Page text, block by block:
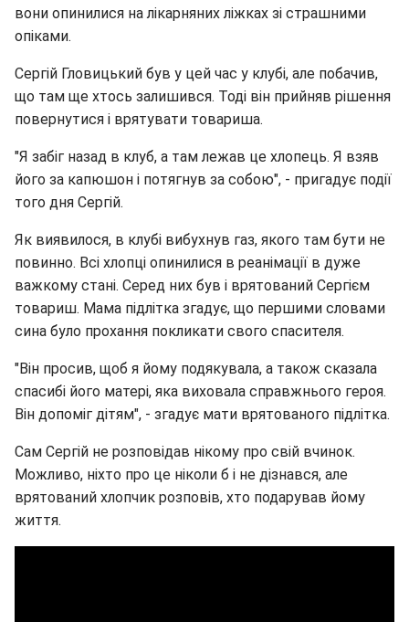
вони опинилися на лікарняних ліжках зі страшними
опіками.
Сергій Гловицький був у цей час у клубі, але побачив,
що там ще хтось залишився. Тоді він прийняв рішення
повернутися і врятувати товариша.
"Я забіг назад в клуб, а там лежав це хлопець. Я взяв
його за капюшон і потягнув за собою", - пригадує події
того дня Сергій.
Як виявилося, в клубі вибухнув газ, якого там бути не
повинно. Всі хлопці опинилися в реанімації в дуже
важкому стані. Серед них був і врятований Сергієм
товариш. Мама підлітка згадує, що першими словами
сина було прохання покликати свого спасителя.
"Він просив, щоб я йому подякувала, а також сказала
спасибі його матері, яка виховала справжнього героя.
Він допоміг дітям", - згадує мати врятованого підлітка.
Сам Сергій не розповідав нікому про свій вчинок.
Можливо, ніхто про це ніколи б і не дізнався, але
врятований хлопчик розповів, хто подарував йому
життя.